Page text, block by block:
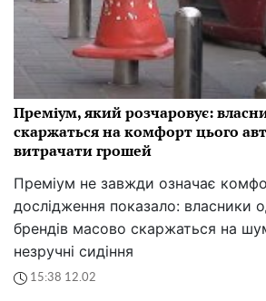
Преміум, який розчаровує:
скаржаться на комфорт цього
витрачати грошей
Преміум не завжди означає
дослідження показало: власники
брендів масово скаржаться на
незручні сидіння
15:38 12.02